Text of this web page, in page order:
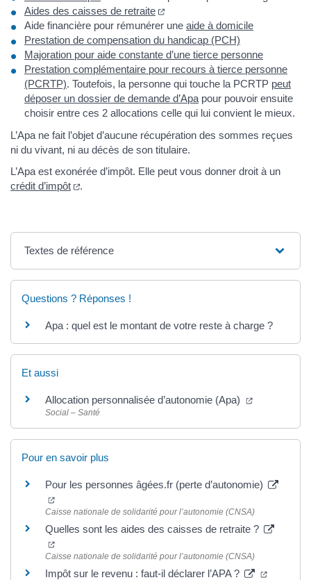
Aides des caisses de retraite
(nouvelle fenêtre)
Aide financière pour rémunérer une aide à domicile
Prestation de compensation du handicap (PCH)
Majoration pour aide constante d’une tierce personne
Prestation complémentaire pour recours à tierce personne
(PCRTP). Toutefois, la personne qui touche la PCRTP peut
déposer un dossier de demande d’Apa pour pouvoir ensuite
choisir entre ces 2 allocations celle qui lui convient le mieux.
L’Apa ne fait l’objet d’aucune récupération des sommes reçues
ni du vivant, ni au décès de son titulaire.
L’Apa est exonérée d’impôt. Elle peut vous donner droit à un
crédit d’impôt
(nouvelle fenêtre)
.
Textes de référence
Questions ? Réponses !
Apa : quel est le montant de votre reste à charge ?
Et aussi
Allocation personnalisée d’autonomie (Apa) (nouvelle
Social – Santé
Pour en savoir plus
Pour les personnes âgées.fr (perte d’autonomie)
(nouvelle fenêtre)
Caisse nationale de solidarité pour l’autonomie (CNSA)
Quelles sont les aides des caisses de retraite ?
(nouvelle fenêtre)
Caisse nationale de solidarité pour l’autonomie (CNSA)
Impôt sur le revenu : faut-il déclarer l’APA ? (nouvelle